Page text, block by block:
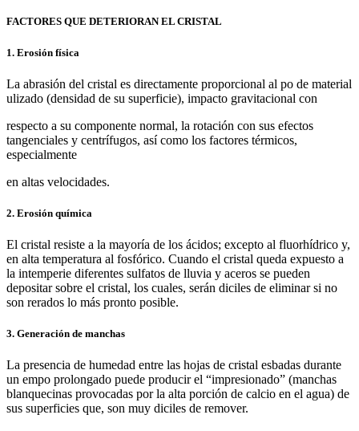
FACTORES QUE DETERIORAN EL CRISTAL
1. Erosión física
La abrasión del cristal es directamente proporcional al po de material
ulizado (densidad de su superficie), impacto gravitacional con
respecto a su componente normal, la rotación con sus efectos
tangenciales y centrífugos, así como los factores térmicos,
especialmente
en altas velocidades.
2. Erosión química
El cristal resiste a la mayoría de los ácidos; excepto al fluorhídrico y,
en alta temperatura al fosfórico. Cuando el cristal queda expuesto a
la intemperie diferentes sulfatos de lluvia y aceros se pueden
depositar sobre el cristal, los cuales, serán diciles de eliminar si no
son rerados lo más pronto posible.
3. Generación de manchas
La presencia de humedad entre las hojas de cristal esbadas durante
un empo prolongado puede producir el “impresionado” (manchas
blanquecinas provocadas por la alta porción de calcio en el agua) de
sus superficies que, son muy diciles de remover.